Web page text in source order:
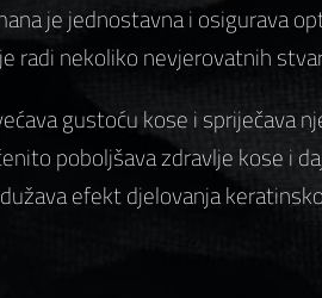
je jednostavna i osigurava
radi nekoliko nevjerovatnih
gustoću kose i spriječava
poboljšava zdravlje kose i
efekt djelovanja